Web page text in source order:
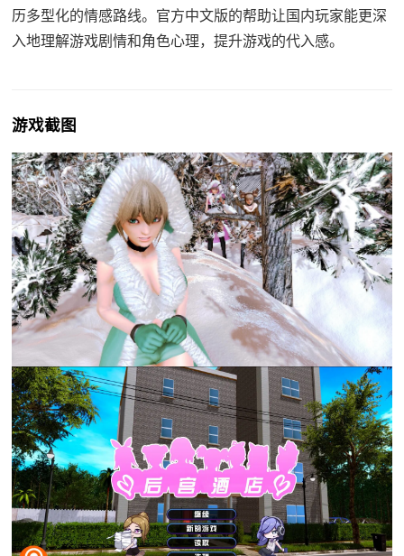
历多型化的情感路线。官方中文版的帮助让国内玩家能更深
入地理解游戏剧情和角色心理，提升游戏的代入感。
游戏截图